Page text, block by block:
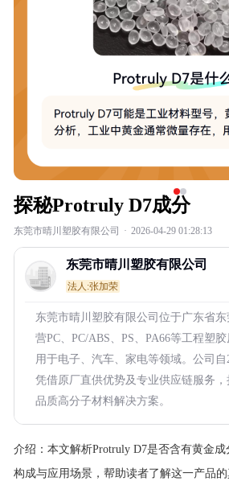
探秘Protruly D7成分
东莞市晴川塑胶有限公司 · 2026-04-29 01:28:13
东莞市晴川塑胶有限公司
法人:张加荣
东莞市晴川塑胶有限公司位于广东省
营PC、PC/ABS、PS、PA66等工程塑
用于电子、汽车、家电等领域。公司自
凭借原厂直供优势及专业供应链服务
品质高分子材料解决方案。
介绍： 本文解析Protruly D7是否含有黄金
构成与应用场景，帮助读者了解这一产品的